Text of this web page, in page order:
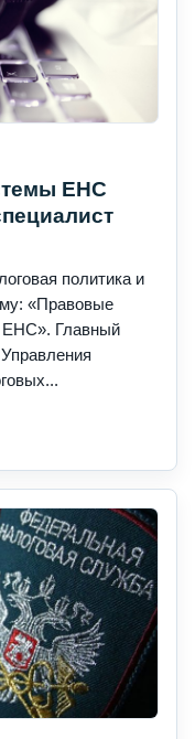
ЕНС
политика и
«Правовые
ЕНС». Главный